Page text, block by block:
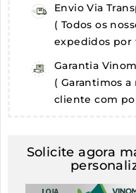
Envio Via
( Todos os
expedidos por
Garantia
( Garantimos a
cliente com
Solicite agora